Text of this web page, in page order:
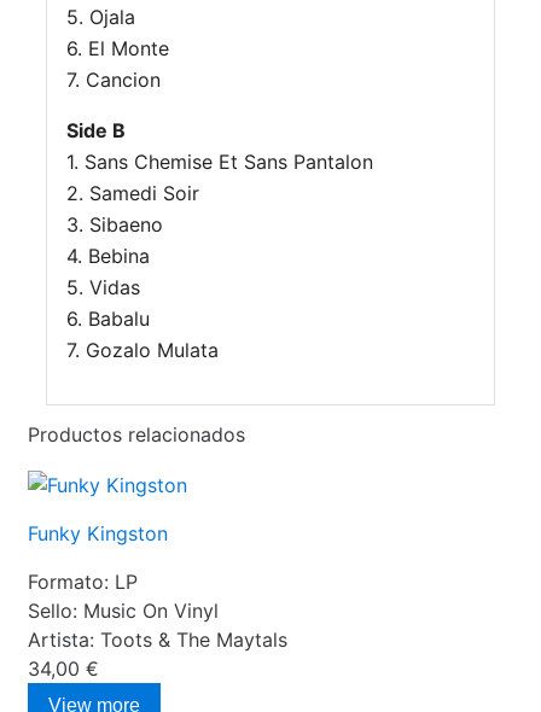
5. Ojala
6. El Monte
7. Cancion
Side B
1. Sans Chemise Et Sans Pantalon
2. Samedi Soir
3. Sibaeno
4. Bebina
5. Vidas
6. Babalu
7. Gozalo Mulata
Productos relacionados
Funky Kingston
Formato: LP
Sello: Music On Vinyl
Artista: Toots & The Maytals
34,00 €
View more